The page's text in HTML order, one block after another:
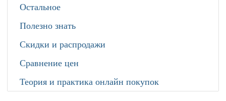
Остальное
Полезно знать
Скидки и распродажи
Сравнение цен
Теория и практика онлайн покупок